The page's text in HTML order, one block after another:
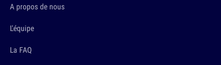
A propos de nous
L'équipe
La FAQ